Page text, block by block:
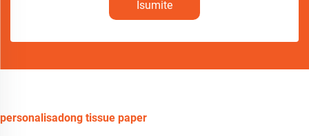
Isumite
personalisadong tissue paper